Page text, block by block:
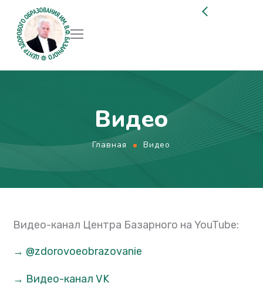
Видео
Главная Видео
Видео-канал Центра Базарного на YouTube:
→ @zdorovoeobrazovanie
→ Видео-канал VK